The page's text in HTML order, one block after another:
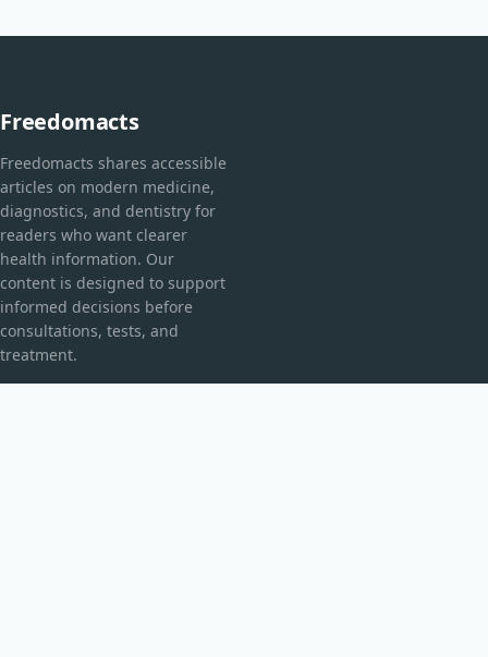
Freedomacts
Freedomacts shares accessible
articles on modern medicine,
diagnostics, and dentistry for
readers who want clearer
health information. Our
content is designed to support
informed decisions before
consultations, tests, and
treatment.